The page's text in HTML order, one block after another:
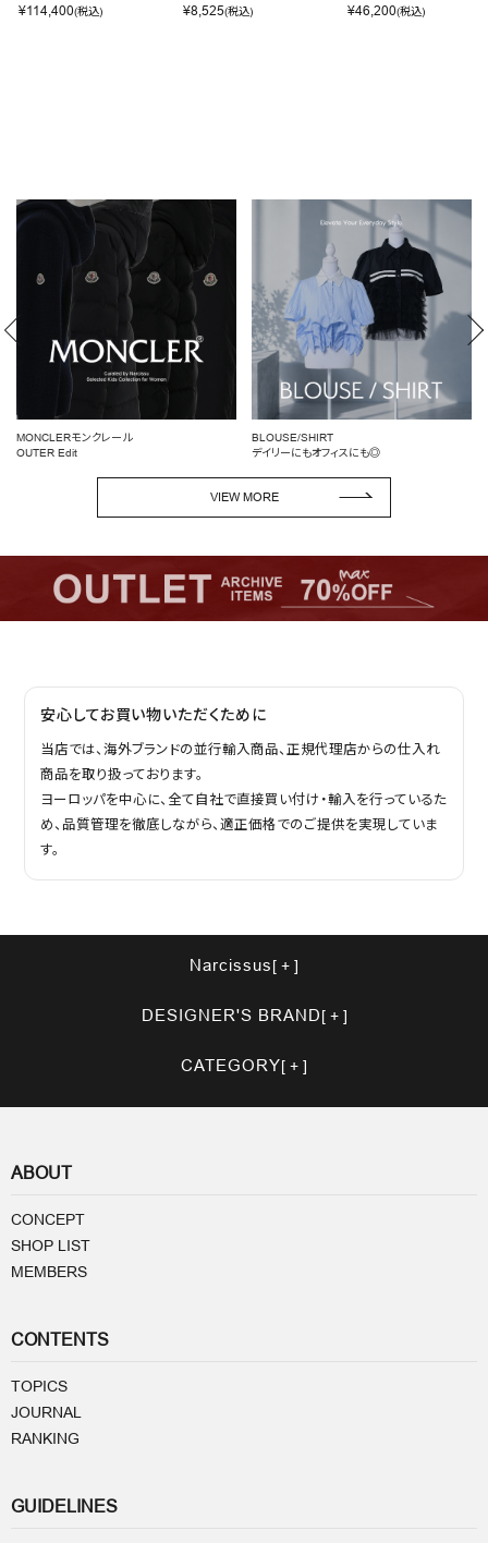
¥114,400(税込)
¥8,525(税込)
¥46,200(税込)
クレール
BLOUSE/SHIRT
デイリーにもオフィスにも◎
VIEW MORE
安心してお買い物いただくために
当店では、海外ブランドの並行輸入商品、正規代理店からの仕入れ
商品を取り扱っております。
ヨーロッパを中心に、全て自社で直接買い付け・輸入を行っているた
め、品質管理を徹底しながら、適正価格でのご提供を実現していま
す。
Narcissus
DESIGNER'S BRAND
CATEGORY
ABOUT
CONCEPT
SHOP LIST
MEMBERS
CONTENTS
TOPICS
JOURNAL
RANKING
GUIDELINES